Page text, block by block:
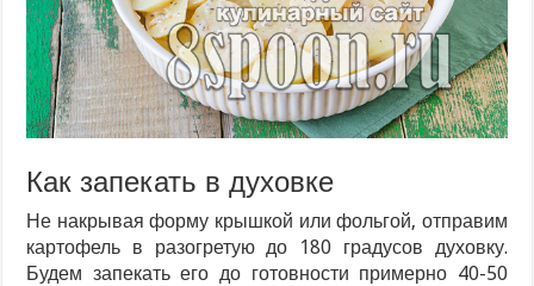
Как запекать в духовке
Не накрывая форму крышкой или фольгой, отправим
картофель в разогретую до 180 градусов духовку.
Будем запекать его до готовности примерно 40-50